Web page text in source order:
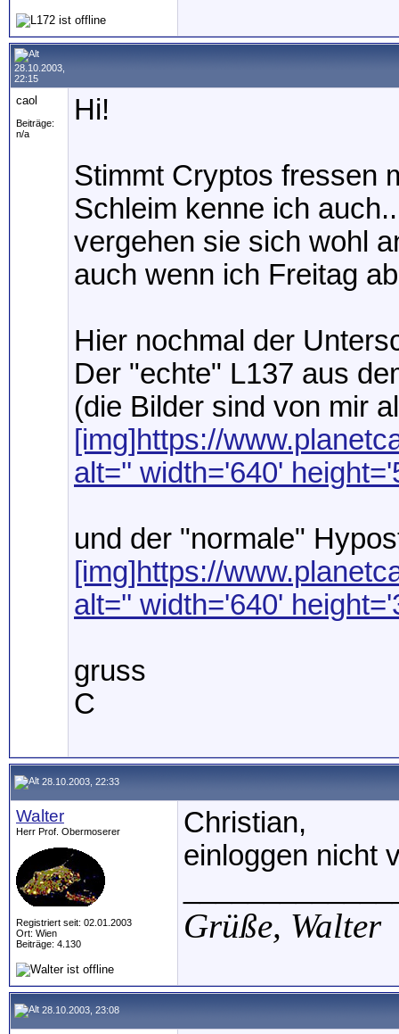
28.10.2003,
22:15
caol
Beiträge:
n/a
Hi!
Stimmt Cryptos fressen
Schleim kenne ich
vergehen sie sich wohl
auch wenn ich Freitag
Hier nochmal der
Der "echte" L137 aus
(die Bilder sind von mir
[img]https://
alt='' width='640'
und der "normale"
[img]https://
alt='' width='640'
gruss
C
28.10.2003, 22:33
Walter
Herr Prof. Obermoserer
Registriert seit: 02.01.2003
Ort: Wien
Beiträge: 4.130
Christian,
einloggen nicht
Grüße, Walter
28.10.2003, 23:08